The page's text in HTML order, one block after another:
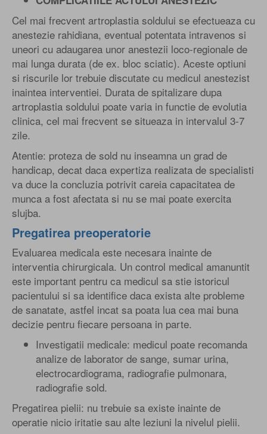
Cel mai frecvent artroplastia soldului se efectueaza cu
anestezie rahidiana, eventual potentata intravenos si
uneori cu adaugarea unor anestezii loco-regionale de
mai lunga durata (de ex. bloc sciatic). Aceste optiuni
si riscurile lor trebuie discutate cu medicul anestezist
inaintea interventiei. Durata de spitalizare dupa
artroplastia soldului poate varia in functie de evolutia
clinica, cel mai frecvent se situeaza in intervalul 3-7
zile.
Atentie: proteza de sold nu inseamna un grad de
handicap, decat daca expertiza realizata de specialisti
va duce la concluzia potrivit careia capacitatea de
munca a fost afectata si nu se mai poate exercita
slujba.
Pregatirea preoperatorie
Evaluarea medicala este necesara inainte de
interventia chirurgicala. Un control medical amanuntit
este important pentru ca medicul sa stie istoricul
pacientului si sa identifice daca exista alte probleme
de sanatate, astfel incat sa poata lua cea mai buna
decizie pentru fiecare persoana in parte.
Investigatii medicale: medicul poate recomanda
analize de laborator de sange, sumar urina,
electrocardiograma, radiografie pulmonara,
radiografie sold.
Pregatirea pielii: nu trebuie sa existe inainte de
operatie nicio iritatie sau alte leziuni la nivelul pielii.